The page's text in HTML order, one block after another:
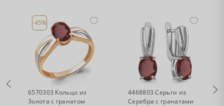
-45%
Есть в наличии
6570303 Кольцо из
Золота с гранатом
• Нет в наличии
4468803 Серьги из
Серебра с гранатами